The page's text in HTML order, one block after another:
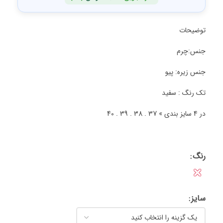
توضیحات
جنس:چرم
جنس زیره: پیو
تک رنگ : سفید
در 4 سایز بندی » 37 . 38 . 39 . 40
رنگ
✕
سایز